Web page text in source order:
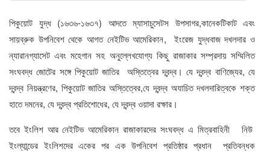
পিকুয়োট যুদ্ধ (১৬৩৬-১৬৩৭) আদতে ম্যাসাচুসেটস উপসাগর,কানেকটিকাট এবং
সায়ব্রুক উপনিবেশ থেকে আগত নেইটিভ আমেরিকান, ইংরেজ যুদ্ধবাজ দখলদার ও
ন্যারানগ্যাসেট এবং মহেগান সহ অনুল্লেখযোগ্য কিছু রাজাকার সম্প্রদায় সম্মিলিত
সংঘবদ্ধ জোটের সঙ্গে পিকুয়োট জাতির অস্তিত্বের দ্বন্দ্ব। যে দ্বন্দ্ব বাণিজ্যের, যে
দ্বন্দ্ব নিয়ন্ত্রণের, পিকুয়োট জাতির অস্তিত্বের,যে দ্বন্দ্ব অযাচিত দখলদারিত্বকে শক্ত
হাতে দমনের, যে দ্বন্দ্ব প্রতিশোধের, যে দ্বন্দ্ব ওয়াদা রক্ষার।
তবে ইংলিশ আর নেইটিভ আমেরিকান রাজাকারদের সংঘবদ্ধ এ মিত্রবাহিনী নিউ
ইংল্যান্ডের ইংলিশদের একের পর এক উপনিবেশ প্রতিষ্ঠার প্রধান প্রতিবন্ধক